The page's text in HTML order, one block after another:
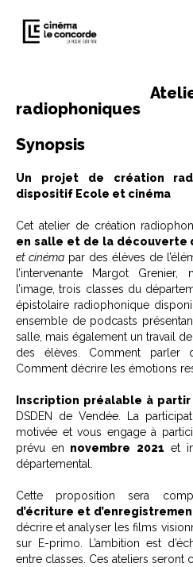
Entrez votre mot clé
(film, réalisateur, acteur,
radiophoniques
Synopsis
Un projet de création
dispositif Ecole et cinéma
Cet atelier de création
en salle et de la découverte
et cinéma par des élèves de
l’intervenante Margot
l’image, trois classes du
épistolaire radiophonique
ensemble de podcasts
salle, mais également un travail
des élèves. Comment
Comment décrire les émotions
Inscription préalable à partir
DSDEN de Vendée. La
motivée et vous engage à
prévu en novembre 2021 et
départemental.
Cette proposition sera
d’écriture et
décrire et analyser les films
sur E-primo. L’ambition est
entre classes. Ces ateliers seront